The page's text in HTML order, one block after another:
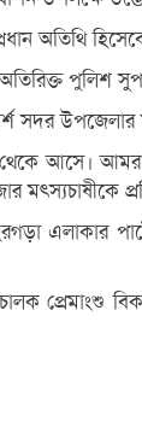
অতিথি
পুলিশ
উপজেলার
আসে।
মৎস্যচাষীকে
এলাকার